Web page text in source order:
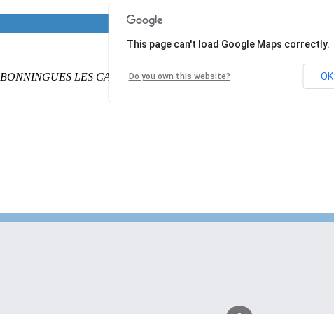
BONNINGUES LES CALAISPAS DE CALAIS62340
This page can't load Google Maps correctly.
Do you own this website? OK